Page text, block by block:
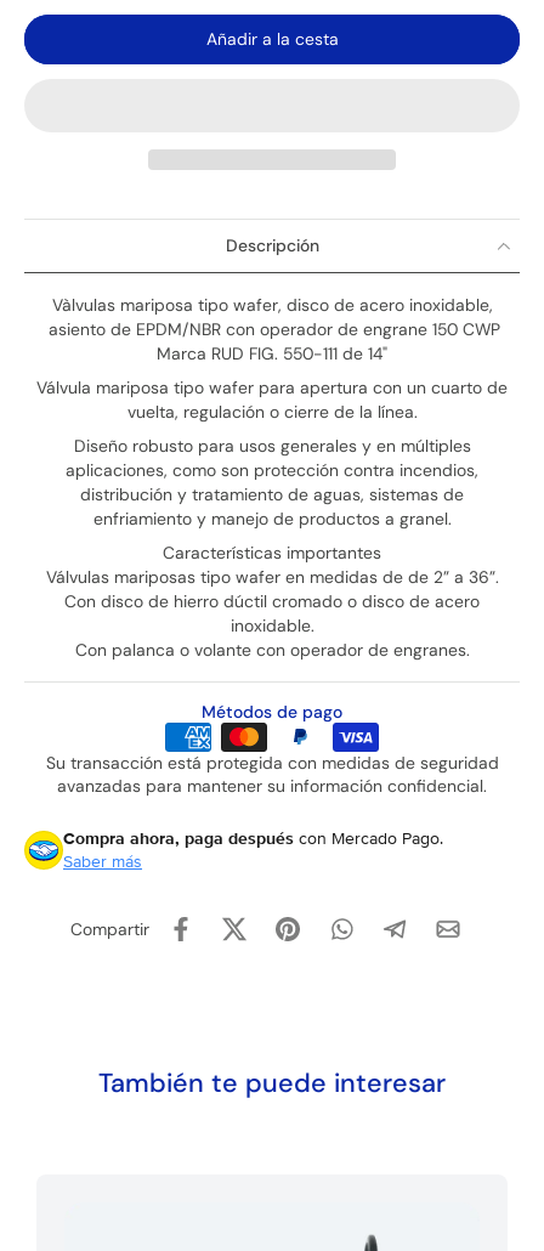
Añadir a la cesta
Descripción
Vàlvulas mariposa tipo wafer, disco de acero inoxidable,
asiento de EPDM/NBR con operador de engrane 150 CWP
Marca RUD FIG. 550-111 de 14"
Válvula mariposa tipo wafer para apertura con un cuarto de
vuelta, regulación o cierre de la línea.
Diseño robusto para usos generales y en múltiples
aplicaciones, como son protección contra incendios,
distribución y tratamiento de aguas, sistemas de
enfriamiento y manejo de productos a granel.
Características importantes
Válvulas mariposas tipo wafer en medidas de de 2” a 36”.
Con disco de hierro dúctil cromado o disco de acero
inoxidable.
Con palanca o volante con operador de engranes.
Métodos de pago
Su transacción está protegida con medidas de seguridad
avanzadas para mantener su información confidencial.
Compra ahora, paga después con Mercado Pago.
Saber más
Compartir
También te puede interesar